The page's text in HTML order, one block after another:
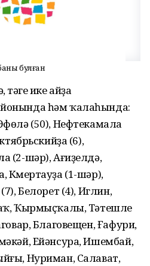
булған
ике айҙа
һәм ҡалаһында:
(50), Нефтекамала
(6),
(2-шәр), Ағиҙелдә,
Күмертауҙа (1-шәр),
Белорет (4), Иглин,
Ҡырмыҫҡалы, Тәтешле
Благовещен, Ғафури,
Ейәнсура, Ишембай,
Нуриман, Салават,